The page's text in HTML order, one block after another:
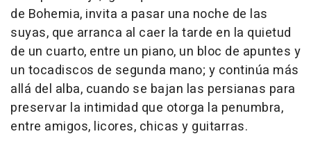
de Bohemia, invita a pasar una noche de las
suyas, que arranca al caer la tarde en la quietud
de un cuarto, entre un piano, un bloc de apuntes y
un tocadiscos de segunda mano; y continúa más
allá del alba, cuando se bajan las persianas para
preservar la intimidad que otorga la penumbra,
entre amigos, licores, chicas y guitarras.